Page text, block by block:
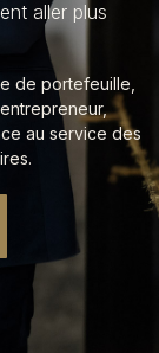
aller plus
de portefeuille,
au service des